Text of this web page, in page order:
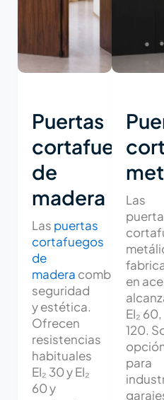
Puertas
cortafuegos
de
madera
Las puertas
cortafuegos
de
madera combinan
seguridad
y estética.
Ofrecen
resistencias
habituales
EI₂ 30 y EI₂
60 y
Las
en
EI₂
120.
para